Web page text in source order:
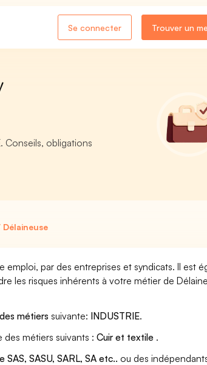
Se connecter Trouver un
Conseils, obligations
par des entreprises et syndicats. Il est
les risques inhérents à votre métier de
métiers suivante: INDUSTRIE.
des métiers suivants :Cuir et textile .
SASU, SARL, SA etc.. ou des